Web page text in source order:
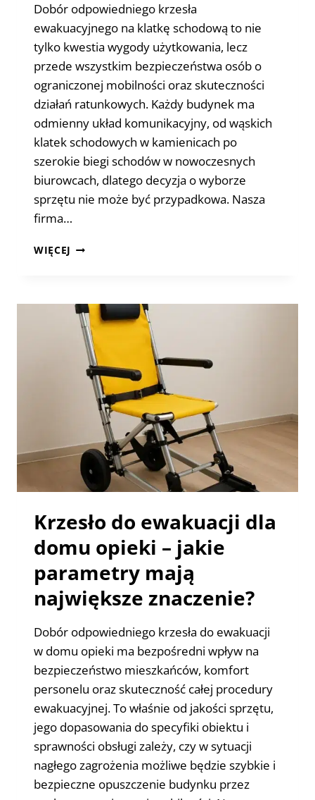
Dobór odpowiedniego krzesła
ewakuacyjnego na klatkę schodową to nie
tylko kwestia wygody użytkowania, lecz
przede wszystkim bezpieczeństwa osób o
ograniczonej mobilności oraz skuteczności
działań ratunkowych. Każdy budynek ma
odmienny układ komunikacyjny, od wąskich
klatek schodowych w kamienicach po
szerokie biegi schodów w nowoczesnych
biurowcach, dlatego decyzja o wyborze
sprzętu nie może być przypadkowa. Nasza
firma…
WIĘCEJ KRZESŁO
SCHODOWĄ
JAK
DOBRAĆ
SPRZĘT
UKŁADU
BUDYNKU?
Krzesło do ewakuacji dla
domu opieki – jakie
parametry mają
największe znaczenie?
Dobór odpowiedniego krzesła do ewakuacji
w domu opieki ma bezpośredni wpływ na
bezpieczeństwo mieszkańców, komfort
personelu oraz skuteczność całej procedury
ewakuacyjnej. To właśnie od jakości sprzętu,
jego dopasowania do specyfiki obiektu i
sprawności obsługi zależy, czy w sytuacji
nagłego zagrożenia możliwe będzie szybkie i
bezpieczne opuszczenie budynku przez